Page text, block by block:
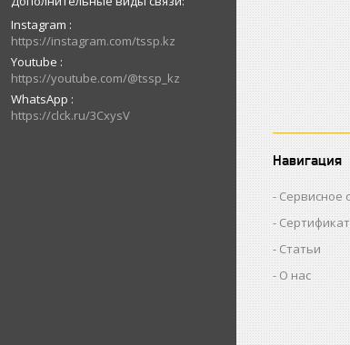
Instagram
https://instagram.com/tssp.kz
Youtube
https://youtube.com/@tssp_kz
WhatsApp
https://clck.ru/3CxysV
Навигация
Сервисное
Статьи
О нас